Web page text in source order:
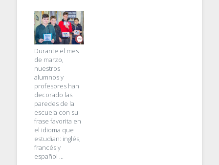
Durante el mes
de marzo,
nuestros
alumnos y
profesores han
decorado las
paredes de la
escuela con su
frase favorita en
el idioma que
estudian: inglés,
francés y
español ...